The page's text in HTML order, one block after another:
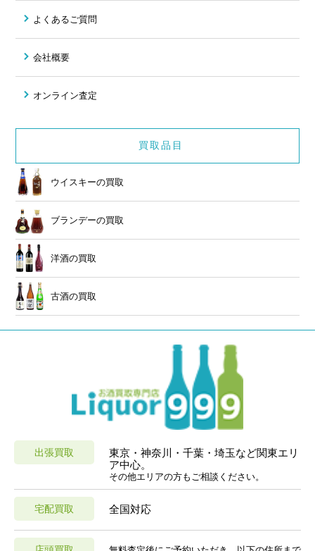
よくあるご質問
会社概要
オンライン査定
買取品目
ウイスキーの買取
ブランデーの買取
洋酒の買取
古酒の買取
出張買取
東京・神奈川・千葉・埼玉など関東エリ
ア中心。
その他エリアの方もご相談ください。
宅配買取 全国対応